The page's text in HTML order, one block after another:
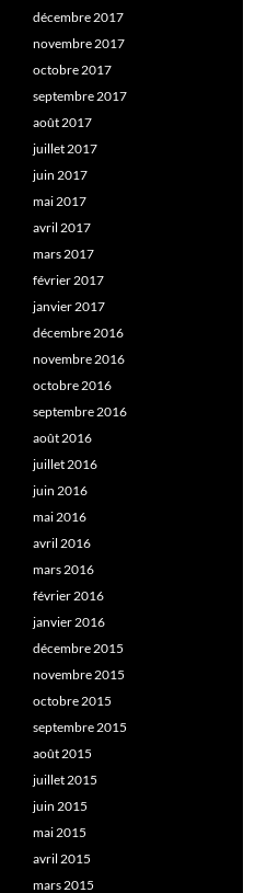
décembre 2017
novembre 2017
octobre 2017
septembre 2017
août 2017
juillet 2017
juin 2017
mai 2017
avril 2017
mars 2017
février 2017
janvier 2017
décembre 2016
novembre 2016
octobre 2016
septembre 2016
août 2016
juillet 2016
juin 2016
mai 2016
avril 2016
mars 2016
février 2016
janvier 2016
décembre 2015
novembre 2015
octobre 2015
septembre 2015
août 2015
juillet 2015
juin 2015
mai 2015
avril 2015
mars 2015